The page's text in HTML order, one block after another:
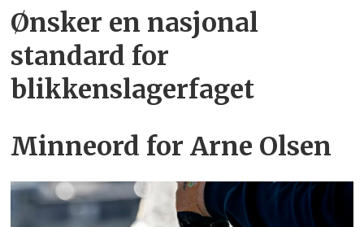
Ønsker en nasjonal
standard for
blikkenslagerfaget
Minneord for Arne Olsen